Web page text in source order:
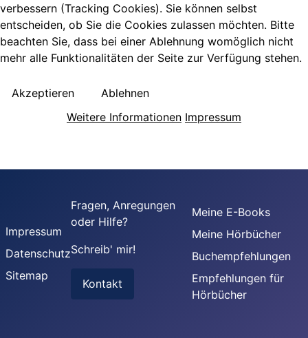
Impressum
Datenschutz
Sitemap
Fragen, Anregungen
oder Hilfe?
Schreib' mir!
Kontakt
Meine E-Books
Meine Hörbücher
Buchempfehlungen
Empfehlungen für
Hörbücher
verbessern (Tracking Cookies). Sie können selbst
entscheiden, ob Sie die Cookies zulassen möchten. Bitte
beachten Sie, dass bei einer Ablehnung womöglich nicht
mehr alle Funktionalitäten der Seite zur Verfügung stehen.
Akzeptieren
Ablehnen
Weitere Informationen Impressum